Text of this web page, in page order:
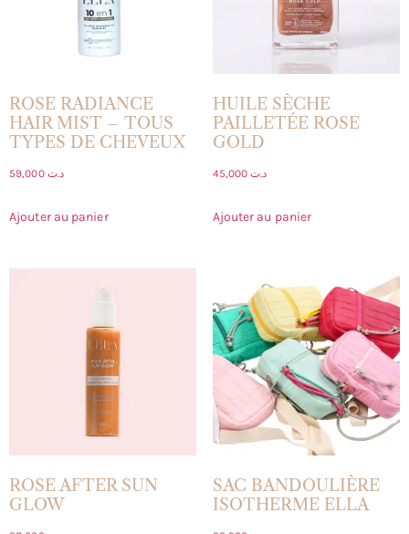
ROSE RADIANCE
HAIR MIST – TOUS
TYPES DE CHEVEUX
د.ت 59,000
Ajouter au panier
HUILE SÈCHE
PAILLETÉE ROSE
GOLD
د.ت45,000
Ajouter au panier
ROSE AFTER SUN
GLOW
SAC BANDOULIÈRE
ISOTHERME ELLA